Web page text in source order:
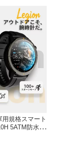
規格スマート
5ATM防水 1.
通話 100
数・睡眠監視